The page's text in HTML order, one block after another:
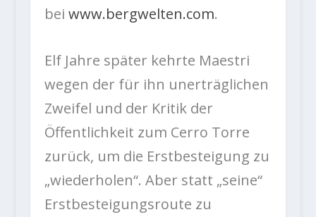
bei www.bergwelten.com.
Elf Jahre später kehrte Maestri
wegen der für ihn unerträglichen
Zweifel und der Kritik der
Öffentlichkeit zum Cerro Torre
zurück, um die Erstbesteigung zu
„wiederholen“. Aber statt „seine“
Erstbesteigungsroute zu